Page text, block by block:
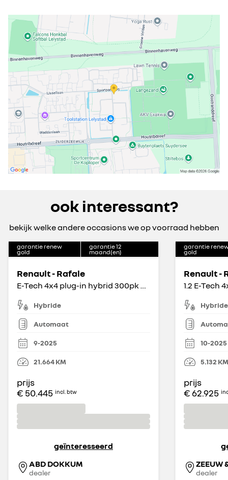
ook interessant?
bekijk welke andere occasions we op voorraad hebben
garantie renew
gold
garantie12
maand(en)
Renault - Rafale
E-Tech 4x4 plug-in hybrid 300pk atelier Alpine
Hybride
Automaat
9-2025
21.664KM
prijs
€ 50.445 incl. btw
geïnteresseerd
ABD DOKKUM
dealer
garantie
gold
Renault -
Hybride
10-2025
5.132 KM
prijs
€ 62.925
ZEEUW
dealer